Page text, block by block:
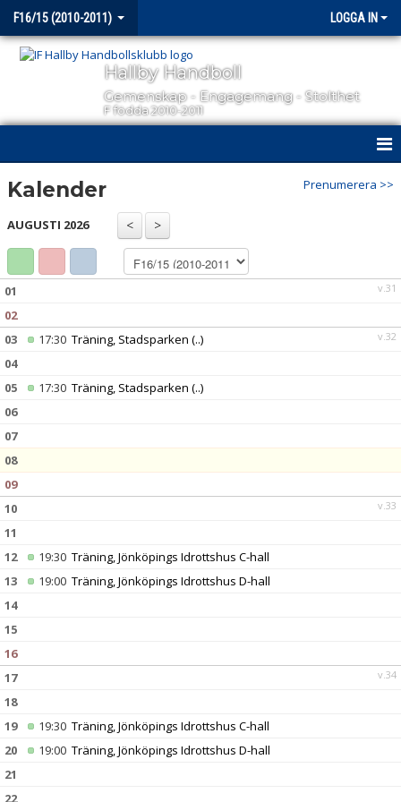
F16/15 (2010-2011) LOGGA IN
Hallby Handboll
Gemenskap - Engagemang - Stolthet
F födda 2010-2011
HEM
NYHETER
MATCHER
TRUPPEN
BILDGALLERI
DOKUMENT
KONTAKT
Prenumerera >>
Kalender
AUGUSTI 2026
v.31
01
02
v.32
03 17:30 Träning, Stadsparken (..)
04
05
17:30 Träning, Stadsparken (..)
06
07
08
09
v.33
10
11
12
19:30 Träning, Jönköpings Idrottshus C-hall
13
19:00 Träning, Jönköpings Idrottshus D-hall
14
15
16
v.34
17
18
19
19:30 Träning, Jönköpings Idrottshus C-hall
20
19:00 Träning, Jönköpings Idrottshus D-hall
21
22